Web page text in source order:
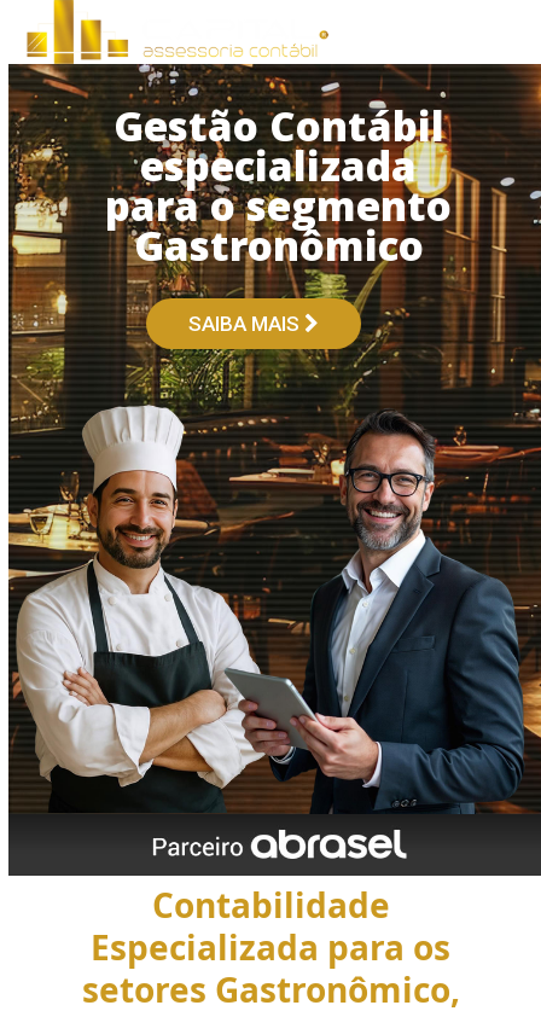
content
Open
mobile
menu
Close
mobile
menu
Gestão Contábil
especializada
para o segmento
Gastronômico
SAIBA MAIS
Contabilidade
Especializada para os
setores Gastronômico,